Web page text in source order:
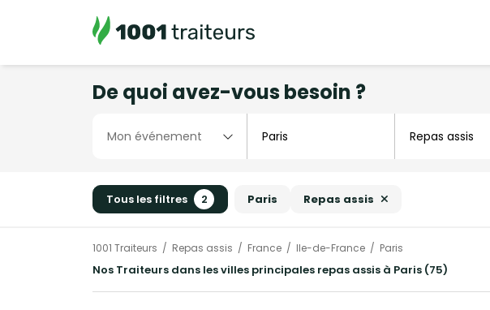
De quoi avez-vous besoin ?
Tous les filtres 2 Paris Repas assis
1001 Traiteurs Repas assis France Ile-de-France Paris
Nos Traiteurs dans les villes principales repas assis à Paris (75)